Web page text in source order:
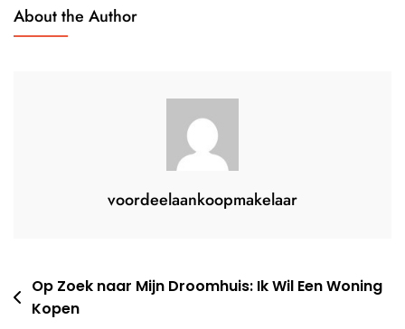
About the Author
voordeelaankoopmakelaar
Berichtnavigatie
Op Zoek naar Mijn Droomhuis: Ik Wil Een Woning
Kopen